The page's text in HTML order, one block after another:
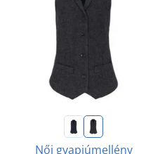
Női gyapjúmellény